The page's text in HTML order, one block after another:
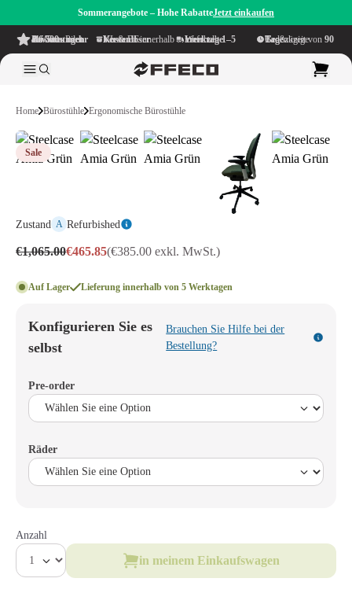
Sommerangebote – Hohe RabatteJetzt einkaufen
4.6/5
aus mehr als 500 Bewertungen
auf TrustPilot Kostenloser Versand
innerhalb NL & BE Lieferzeit innerhalb
1–5 Werktage Großzügige Bedenkzeit von
90 Tage
Home Bürostühle Ergonomische Bürostühle
Sale
Zustand A Refurbished
€1,065.00€465.85(€385.00 exkl. MwSt.)
Auf Lager Lieferung innerhalb von 5 Werktagen
Konfigurieren Sie es
selbst
Brauchen Sie Hilfe bei der
Bestellung?
Pre-order
Räder
Anzahl
in meinem Einkaufswagen